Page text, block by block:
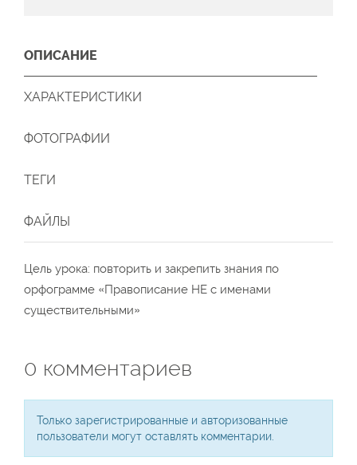
ОПИСАНИЕ
ХАРАКТЕРИСТИКИ
ФОТОГРАФИИ
ТЕГИ
ФАЙЛЫ
Цель урока: повторить и закрепить знания по
орфограмме «Правописание НЕ с именами
существительными»
0 комментариев
Только зарегистрированные и авторизованные
пользователи могут оставлять комментарии.